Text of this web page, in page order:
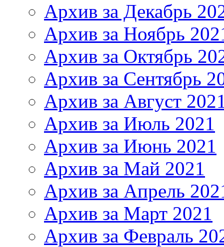
Архив за Декабрь
Архив за Ноябрь
Архив за Октябрь
Архив за Сентябрь
Архив за Август
Архив за Июль 2021
Архив за Июнь 2021
Архив за Май 2021
Архив за Апрель
Архив за Март 2021
Архив за Февраль